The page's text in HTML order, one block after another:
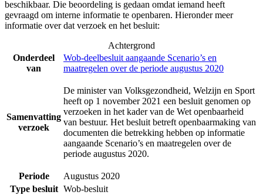
beschikbaar. Die beoordeling is gedaan omdat iemand heeft
gevraagd om interne informatie te openbaren. Hieronder meer
informatie over dat verzoek en het besluit:
Achtergrond
Onderdeel
van
Wob-deelbesluit aangaande Scenario’s en
maatregelen over de periode augustus 2020
Samenvatting
verzoek
De minister van Volksgezondheid, Welzijn en Sport
heeft op 1 november 2021 een besluit genomen op
verzoeken in het kader van de Wet openbaarheid
van bestuur. Het besluit betreft openbaarmaking van
documenten die betrekking hebben op informatie
aangaande Scenario’s en maatregelen over de
periode augustus 2020.
Periode
Augustus 2020
Type besluit Wob-besluit